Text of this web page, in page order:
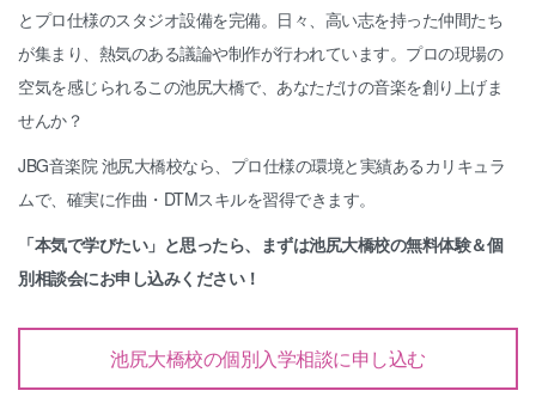
とプロ仕様のスタジオ設備を完備。日々、高い志を持った仲間たち
が集まり、熱気のある議論や制作が行われています。プロの現場の
空気を感じられるこの池尻大橋で、あなただけの音楽を創り上げま
せんか？
JBG音楽院 池尻大橋校なら、プロ仕様の環境と実績あるカリキュラ
ムで、確実に作曲・DTMスキルを習得できます。
「本気で学びたい」と思ったら、まずは池尻大橋校の無料体験＆個
別相談会にお申し込みください！
池尻大橋校の個別入学相談に申し込む